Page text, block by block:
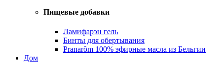
Пищевые добавки
Ламифарэн гель
Бинты для обертывания
Pranarôm 100% эфирные масла из Бельгии
Дом